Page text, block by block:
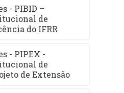
- PIBID –
de
do IFRR
- PIPEX -
de
de Extensão